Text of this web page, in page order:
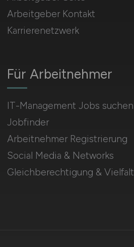
Für Arbeitnehmer
IT-Management Jobs suchen
Jobfinder
Arbeitnehmer Registrierung
Social Media & Networks
Gleichberechtigung & Vielfalt
Arbeitgeber Kontakt
Karrierenetzwerk